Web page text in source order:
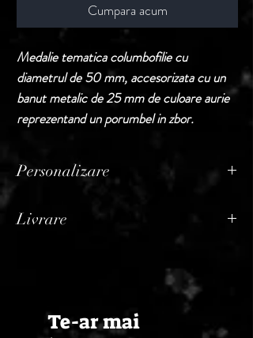
Cumpara acum
Medalie tematica columbofilie cu
diametrul de 50 mm, accesorizata cu un
banut metalic de 25 mm de culoare aurie
reprezentand un porumbel in zbor.
Personalizare
vanzare fara personalizare.
personalizarea, acest serviciu va constitui
rubrica distincta pe factura, adaugandu-se
la pretul produselor comandate initial.
Pretul pentru personalizare difera in
Livrare
momentul confirmarii comenzii de catre
Te-ar mai